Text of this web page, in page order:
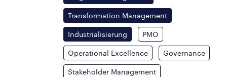
Transformation Management
Industrialisierung PMO
Operational Excellence Governance
Stakeholder Management